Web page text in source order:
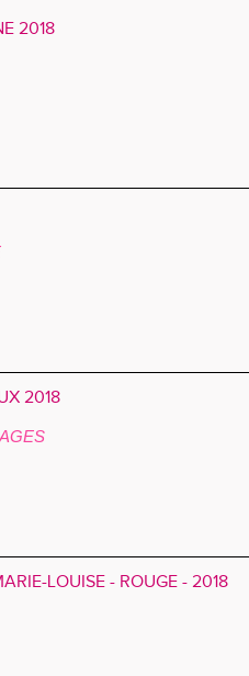
2018
2018
LOUISE - ROUGE - 2018